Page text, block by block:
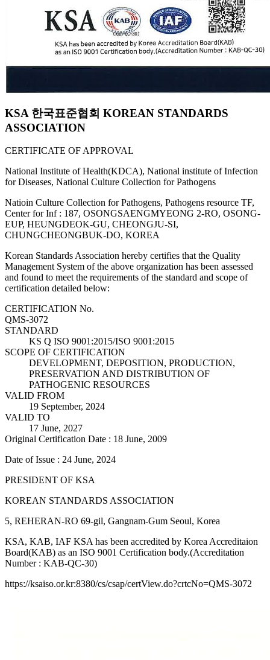
KSA 한국표준협회 KOREAN STANDARDS
ASSOCIATION
CERTIFICATE OF APPROVAL
National Institute of Health(KDCA), National institute of Infection
for Diseases, National Culture Collection for Pathogens
Natioin Culture Collection for Pathogens, Pathogens resource TF,
Center for Inf : 187, OSONGSAENGMYEONG 2-RO, OSONG-
EUP, HEUNGDEOK-GU, CHEONGJU-SI,
CHUNGCHEONGBUK-DO, KOREA
Korean Standards Association hereby certifies that the Quality
Management System of the above organization has been assessed
and found to meet the requirements of the standard and scope of
certification detailed below:
CERTIFICATION No.
QMS-3072
STANDARD
KS Q ISO 9001:2015/ISO 9001:2015
SCOPE OF CERTIFICATION
DEVELOPMENT, DEPOSITION, PRODUCTION,
PRESERVATION AND DISTRIBUTION OF
PATHOGENIC RESOURCES
VALID FROM
19 September, 2024
VALID TO
17 June, 2027
Original Certification Date : 18 June, 2009
Date of Issue : 24 June, 2024
PRESIDENT OF KSA
KOREAN STANDARDS ASSOCIATION
5, REHERAN-RO 69-gil, Gangnam-Gum Seoul, Korea
KSA, KAB, IAF KSA has been accredited by Korea Accreditaion
Board(KAB) as an ISO 9001 Certification body.(Accreditation
Number : KAB-QC-30)
https://ksaiso.or.kr:8380/cs/csap/certView.do?crtcNo=QMS-3072